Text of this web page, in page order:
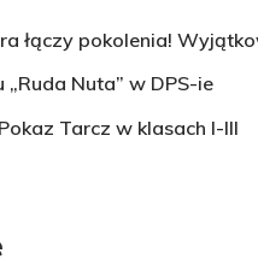
łączy pokolenia!
„Ruda Nuta” w DPS-ie
Tarcz w klasach I-III